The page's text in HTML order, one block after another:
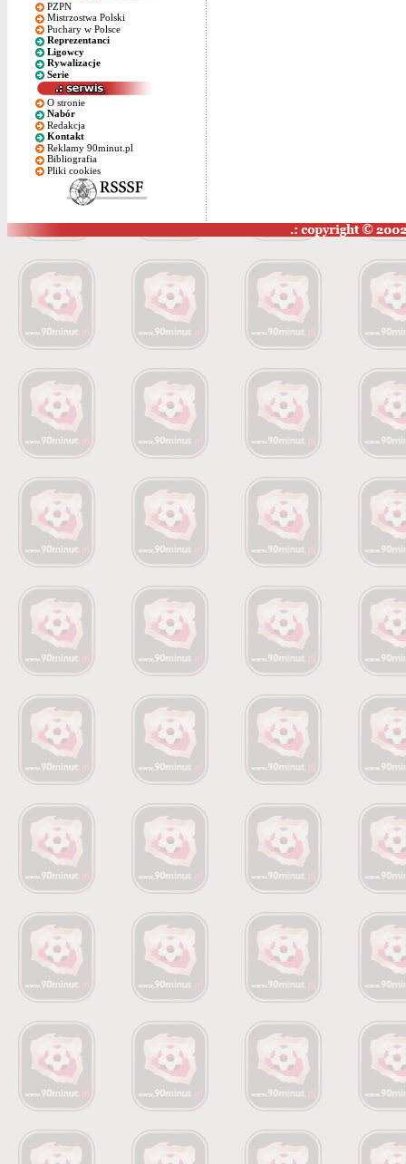
PZPN
Mistrzostwa Polski
Puchary w Polsce
Reprezentanci
Ligowcy
Rywalizacje
Serie
O stronie
Nabór
Redakcja
Kontakt
Reklamy 90minut.pl
Bibliografia
Pliki cookies